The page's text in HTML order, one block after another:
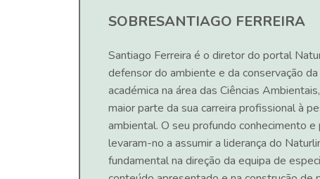
SOBRESANTIAGO FERREIRA
Santiago Ferreira é o diretor do portal
defensor do ambiente e da conservação
académica na área das Ciências
maior parte da sua carreira profissional à
ambiental. O seu profundo conhecimento
levaram-no a assumir a liderança do
fundamental na direção da equipa de